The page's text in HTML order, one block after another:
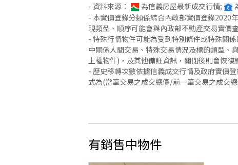
- 資料來源： 為信義房屋最新成交行情;
- 本實價登錄分類係綜合內政部實價登錄2020
現類型、順序可能會與內政部不動產交易實價
- 特殊行情物件可能為受到特別條件或特殊關
中關係人間交易、特殊交易情況及標的類型、
上權物件)，及其他備註資訊，關閉後則會恢復
- 歷史移轉次數依據信義成交行情及政府實價
式為(當筆交易之成交總價/前一筆交易之成交
有銷售中物件